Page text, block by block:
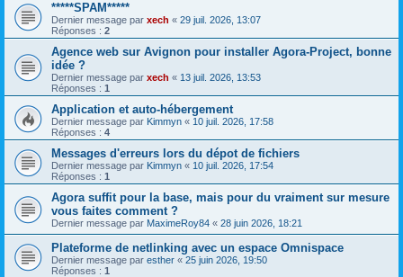
*****SPAM*****
Dernier message par xech « 29 juil. 2026, 13:07
Réponses : 2
Agence web sur Avignon pour installer Agora-Project, bonne
idée ?
Dernier message par xech « 13 juil. 2026, 13:53
Réponses : 1
Application et auto-hébergement
Dernier message par Kimmyn « 10 juil. 2026, 17:58
Réponses : 4
Messages d'erreurs lors du dépot de fichiers
Dernier message par Kimmyn « 10 juil. 2026, 17:54
Réponses : 1
Agora suffit pour la base, mais pour du vraiment sur mesure
vous faites comment ?
Dernier message par MaximeRoy84 « 28 juin 2026, 18:21
Plateforme de netlinking avec un espace Omnispace
Dernier message par esther « 25 juin 2026, 19:50
Réponses : 1